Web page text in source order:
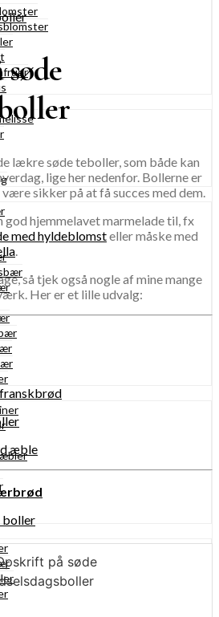
lækre søde teboller, som både kan
lige her nedenfor. Bollerne er
sikker på at få succes med dem.
god hjemmelavet marmelade til, fx
med hyldeblomsteller måske med
.
så tjek også nogle af mine mange
Her er et lille udvalg:
æble